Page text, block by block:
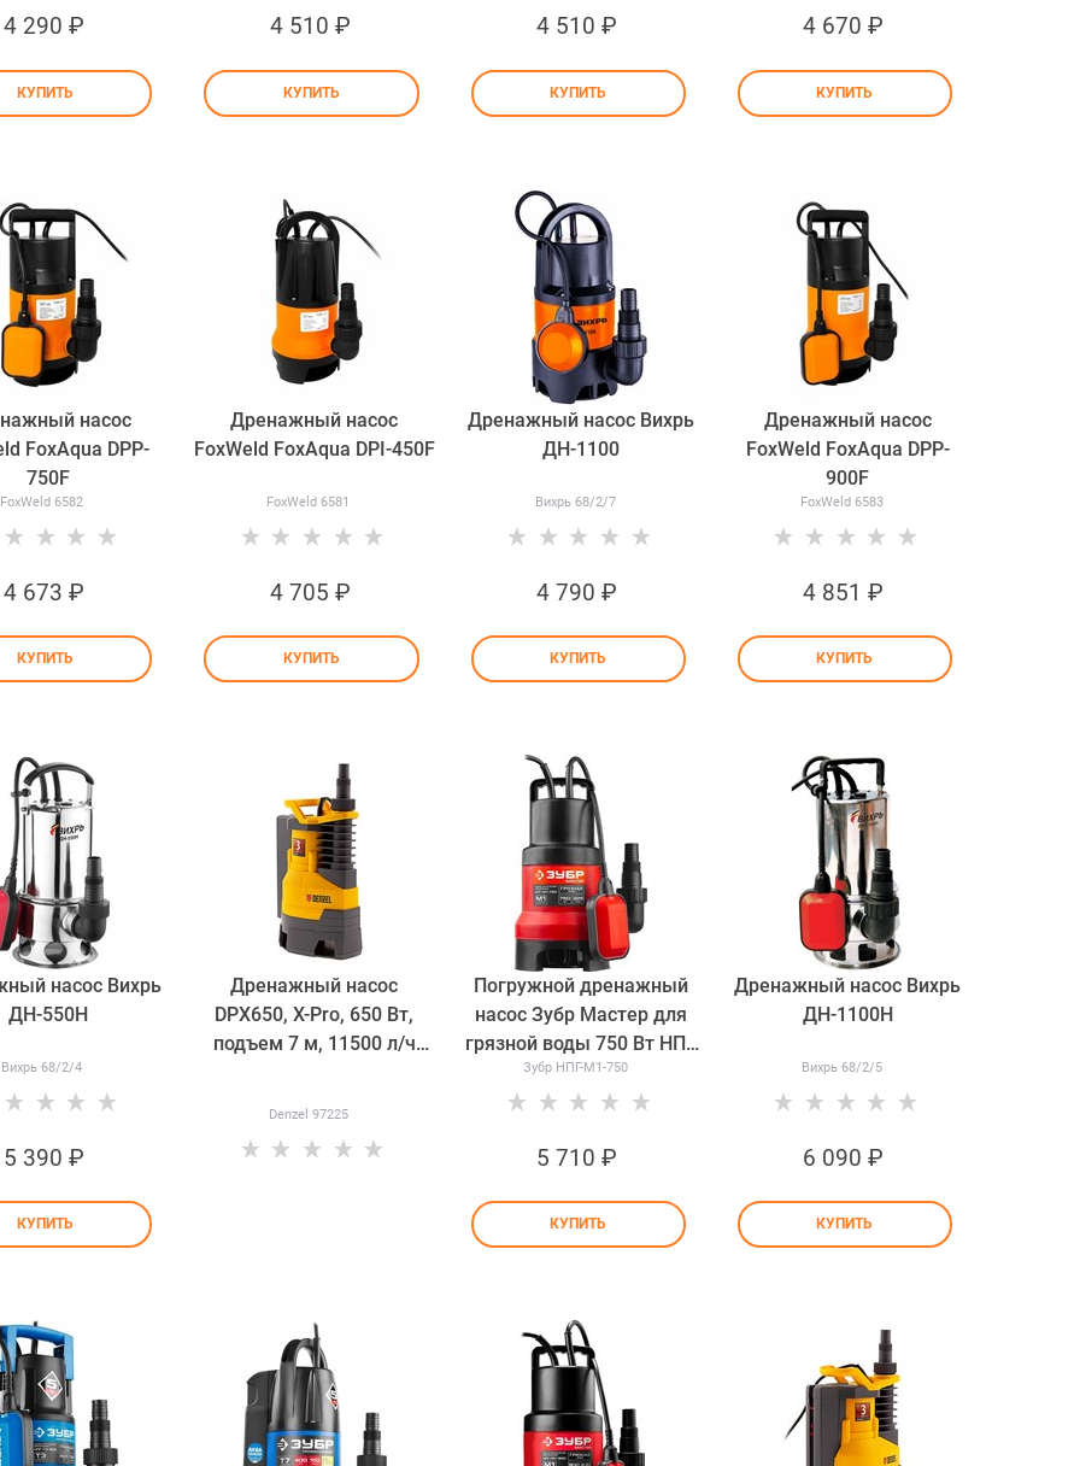
4 290 ₽
КУПИТЬ
4 510 ₽
КУПИТЬ
4 510 ₽
КУПИТЬ
4 670 ₽
КУПИТЬ
насос
FoxAqua DPP-
750F
FoxWeld 6582
4 673 ₽
КУПИТЬ
Дренажный насос
FoxWeld FoxAqua DPI-450F
FoxWeld 6581
4 705 ₽
КУПИТЬ
Дренажный насос Вихрь
ДН-1100
Вихрь 68/2/7
4 790 ₽
КУПИТЬ
Дренажный насос
FoxWeld FoxAqua DPP-
900F
FoxWeld 6583
4 851 ₽
КУПИТЬ
насос Вихрь
ДН-550Н
Вихрь 68/2/4
5 390 ₽
КУПИТЬ
Дренажный насос
DPХ650, Х-Pro, 650 Вт,
подъем 7 м, 11500 л/ч
Denzel 97225
Погружной дренажный
насос Зубр Мастер для
грязной воды 750 Вт НПГ-
М1-750
Зубр НПГ-М1-750
5 710 ₽
КУПИТЬ
Дренажный насос Вихрь
ДН-1100Н
Вихрь 68/2/5
6 090 ₽
КУПИТЬ